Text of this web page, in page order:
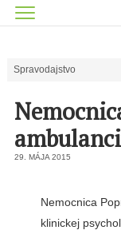
Spravodajstvo
29. MÁJA 2015
Nemocnica
klinickej